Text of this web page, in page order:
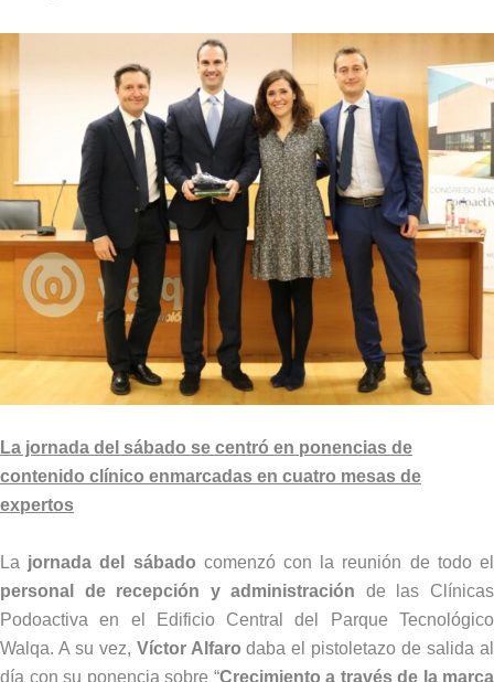
La jornada del sábado se centró en ponencias de
contenido clínico enmarcadas en cuatro mesas de
expertos
La jornada del sábado comenzó con la reunión de todo el
personal de recepción y administración de las Clínicas
Podoactiva en el Edificio Central del Parque Tecnológico
Walqa. A su vez, Víctor Alfaro daba el pistoletazo de salida al
día con su ponencia sobre “Crecimiento a través de la marca